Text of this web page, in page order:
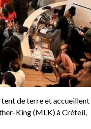
de terre et accueillent
King (MLK) à Créteil,